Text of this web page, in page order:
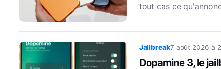
tout cas ce
Jailbreak7 août 2026 à
Dopamine 3, le